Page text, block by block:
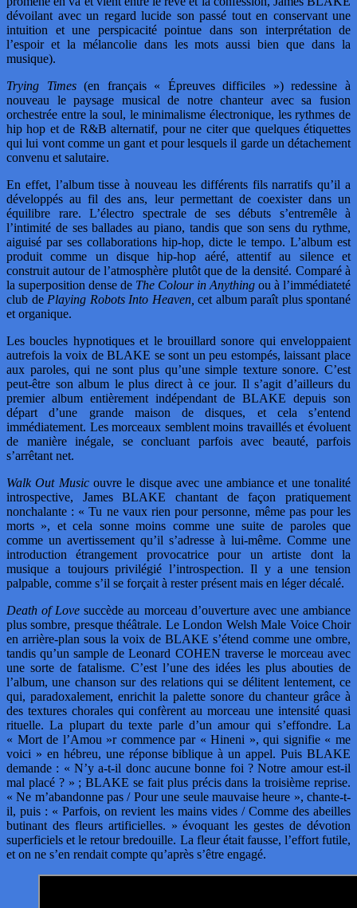
dévoilant avec un regard lucide son passé tout en conservant une
intuition et une perspicacité pointue dans son interprétation de
l’espoir et la mélancolie dans les mots aussi bien que dans la
musique).
Trying Times(en français « Épreuves difficiles ») redessine à
nouveau le paysage musical de notre chanteur avec sa fusion
orchestrée entre la soul, le minimalisme électronique, les rythmes de
hip hop et de R&B alternatif, pour ne citer que quelques étiquettes
qui lui vont comme un gant et pour lesquels il garde un détachement
convenu et salutaire.
En effet, l’album tisse à nouveau les différents fils narratifs qu’il a
développés au fil des ans, leur permettant de coexister dans un
équilibre rare. L’électro spectrale de ses débuts s’entremêle à
l’intimité de ses ballades au piano, tandis que son sens du rythme,
aiguisé par ses collaborations hip-hop, dicte le tempo. L’album est
produit comme un disque hip-hop aéré, attentif au silence et
construit autour de l’atmosphère plutôt que de la densité. Comparé à
la superposition dense de The Colour in Anything ou à l’immédiateté
club de Playing Robots Into Heaven, cet album paraît plus spontané
et organique.
Les boucles hypnotiques et le brouillard sonore qui enveloppaient
autrefois la voix de BLAKE se sont un peu estompés, laissant place
aux paroles, qui ne sont plus qu’une simple texture sonore. C’est
peut-être son album le plus direct à ce jour. Il s’agit d’ailleurs du
premier album entièrement indépendant de BLAKE depuis son
départ d’une grande maison de disques, et cela s’entend
immédiatement. Les morceaux semblent moins travaillés et évoluent
de manière inégale, se concluant parfois avec beauté, parfois
s’arrêtant net.
Walk Out Musicouvre le disque avec une ambiance et une tonalité
introspective, James BLAKE chantant de façon pratiquement
nonchalante : « Tu ne vaux rien pour personne, même pas pour les
morts », et cela sonne moins comme une suite de paroles que
comme un avertissement qu’il s’adresse à lui-même. Comme une
introduction étrangement provocatrice pour un artiste dont la
musique a toujours privilégié l’introspection. Il y a une tension
palpable, comme s’il se forçait à rester présent mais en léger décalé.
Death of Love succède au morceau d’ouverture avec une ambiance
plus sombre, presque théâtrale. Le London Welsh Male Voice Choir
en arrière-plan sous la voix de BLAKE s’étend comme une ombre,
tandis qu’un sample de Leonard COHEN traverse le morceau avec
une sorte de fatalisme. C’est l’une des idées les plus abouties de
l’album, une chanson sur des relations qui se délitent lentement, ce
qui, paradoxalement, enrichit la palette sonore du chanteur grâce à
des textures chorales qui confèrent au morceau une intensité quasi
rituelle. La plupart du texte parle d’un amour qui s’effondre. La
« Mort de l’Amou »r commence par « Hineni », qui signifie « me
voici » en hébreu, une réponse biblique à un appel. Puis BLAKE
demande : « N’y a-t-il donc aucune bonne foi ? Notre amour est-il
mal placé ? » ; BLAKE se fait plus précis dans la troisième reprise.
« Ne m’abandonne pas / Pour une seule mauvaise heure », chante-t-
il, puis : « Parfois, on revient les mains vides / Comme des abeilles
butinant des fleurs artificielles. » évoquant les gestes de dévotion
superficiels et le retour bredouille. La fleur était fausse, l’effort futile,
et on ne s’en rendait compte qu’après s’être engagé.